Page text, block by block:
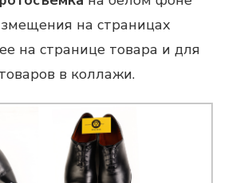
на страницах
на странице товара и для
в коллажи.